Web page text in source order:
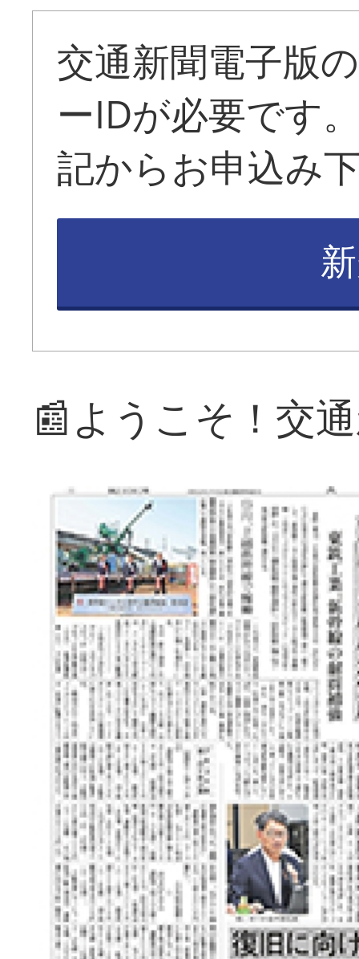
交通新聞電子版
ーIDが必要です
記からお申込み
📰ようこそ！交